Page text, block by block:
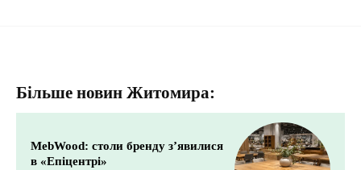
Більше новин Житомира:
MebWood: столи бренду з’явилися
в «Епіцентрі»